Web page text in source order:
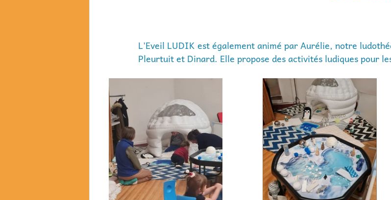
L'Eveil LUDIK est également animé par Aurélie, notre
Pleurtuit et Dinard. Elle propose des activités ludiques pour